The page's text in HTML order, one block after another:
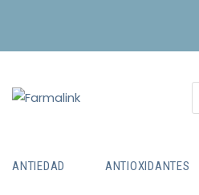
ANTIEDAD ANTIOXIDANTES